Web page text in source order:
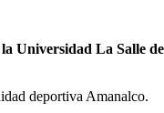
Universidad La Salle
deportiva Amanalco.